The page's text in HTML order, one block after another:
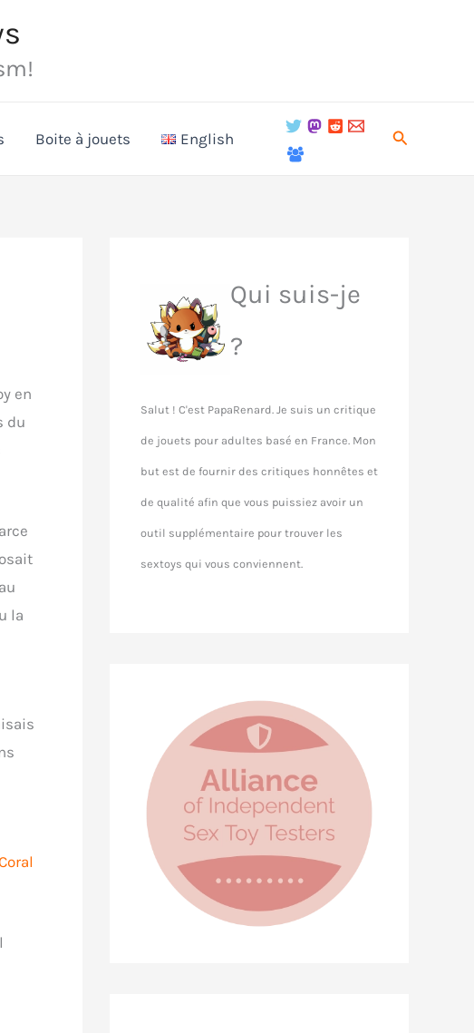
Boite à jouets English Rechercher
en
du
la
Qui suis-je
?
Salut ! C'est PapaRenard. Je suis un critique
de jouets pour adultes basé en France. Mon
but est de fournir des critiques honnêtes et
de qualité afin que vous puissiez avoir un
outil supplémentaire pour trouver les
sextoys qui vous conviennent.